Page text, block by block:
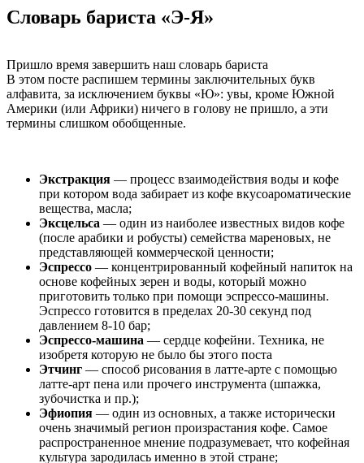
Словарь бариста «Э-Я»
Пришло время завершить наш словарь бариста
В этом посте распишем термины заключительных букв
алфавита, за исключением буквы «Ю»: увы, кроме Южной
Америки (или Африки) ничего в голову не пришло, а эти
термины слишком обобщенные.
Экстракция — процесс взаимодействия воды и кофе
при котором вода забирает из кофе вкусоароматические
вещества, масла;
Эксцельса — один из наиболее известных видов кофе
(после арабики и робусты) семейства мареновых, не
представляющей коммерческой ценности;
Эспрессо — концентрированный кофейный напиток на
основе кофейных зерен и воды, который можно
приготовить только при помощи эспрессо-машины.
Эспрессо готовится в пределах 20-30 секунд под
давлением 8-10 бар;
Эспрессо-машина — сердце кофейни. Техника, не
изобретя которую не было бы этого поста
Этчинг — способ рисования в латте-арте с помощью
латте-арт пена или прочего инструмента (шпажка,
зубочистка и пр.);
Эфиопия — один из основных, а также исторически
очень значимый регион произрастания кофе. Самое
распространенное мнение подразумевает, что кофейная
культура зародилась именно в этой стране;